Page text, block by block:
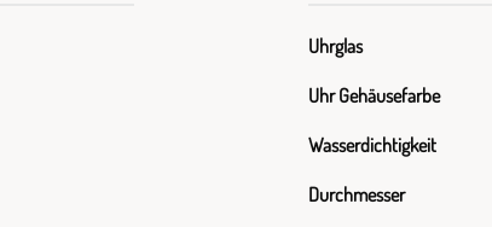
Uhrglas
Uhr Gehäusefarbe
Wasserdichtigkeit
Durchmesser